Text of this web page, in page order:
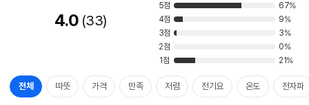
4.0 33
5점
67%
4점
9%
3점
3%
2점
0%
1점
21%
전체 따뜻 가격 만족 저렴 전기요 온도 전자파